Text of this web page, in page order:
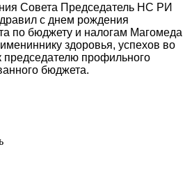
Совета Председатель НС РИ
с днем рождения
по бюджету и налогам Магомеда
здоровья, успехов во
председателю профильного
бюджета.